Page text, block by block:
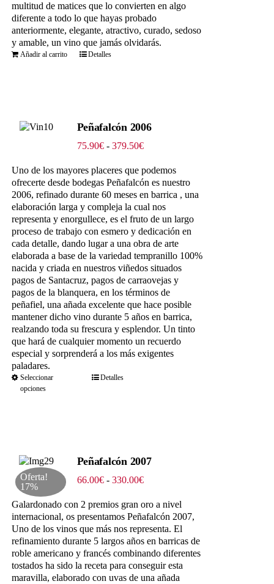
multitud de matices que lo convierten en algo
diferente a todo lo que hayas probado
anteriormente, elegante, atractivo, curado, sedoso
y amable, un vino que jamás olvidarás.
Añadir al carrito Detalles
Peñafalcón 2006
75.90€ - 379.50€Rango
precios:
desde
75.90€
hasta
379.50€
Uno de los mayores placeres que podemos
ofrecerte desde bodegas Peñafalcón es nuestro
2006, refinado durante 60 meses en barrica , una
elaboración larga y compleja la cual nos
representa y enorgullece, es el fruto de un largo
proceso de trabajo con esmero y dedicación en
cada detalle, dando lugar a una obra de arte
elaborada a base de la variedad tempranillo 100%
nacida y criada en nuestros viñedos situados
pagos de Santacruz, pagos de carraovejas y
pagos de la blanquera, en los términos de
peñafiel, una añada excelente que hace posible
mantener dicho vino durante 5 años en barrica,
realzando toda su frescura y esplendor. Un tinto
que hará de cualquier momento un recuerdo
especial y sorprenderá a los más exigentes
paladares.
Seleccionar
opciones
Detalles
Oferta!
17%
Peñafalcón 2007
66.00€ - 330.00€Rango
precios:
desde
66.00€
hasta
330.00€
Galardonado con 2 premios gran oro a nivel
internacional, os presentamos Peñafalcón 2007,
Uno de los vinos que más nos representa. El
refinamiento durante 5 largos años en barricas de
roble americano y francés combinando diferentes
tostados ha sido la receta para conseguir esta
maravilla, elaborado con uvas de una añada